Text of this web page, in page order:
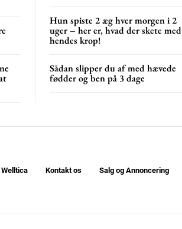
Hun spiste 2 æg hver morgen i 2
uger – her er, hvad der skete med
hendes krop!
Sådan slipper du af med hævede
fødder og ben på 3 dage
Welltica Kontakt os Salg og Annoncering